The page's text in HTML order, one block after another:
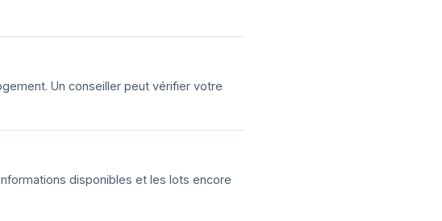
Un conseiller peut vérifier votre
disponibles et les lots encore